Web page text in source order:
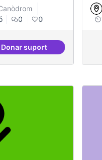
0 0
Donar suportFormació FLOSS a